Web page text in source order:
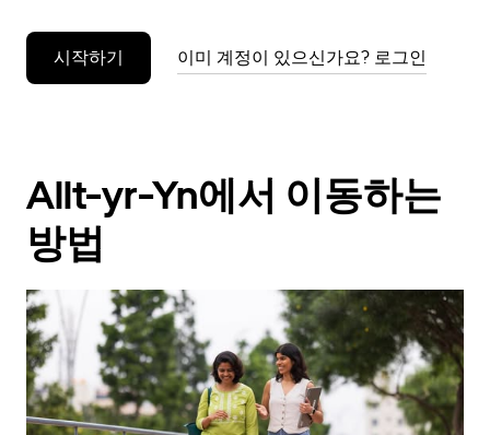
누
세
시작하기 이미 계정이 있으신가요? 로그인
Allt-yr-Yn에서 이동하는
방법